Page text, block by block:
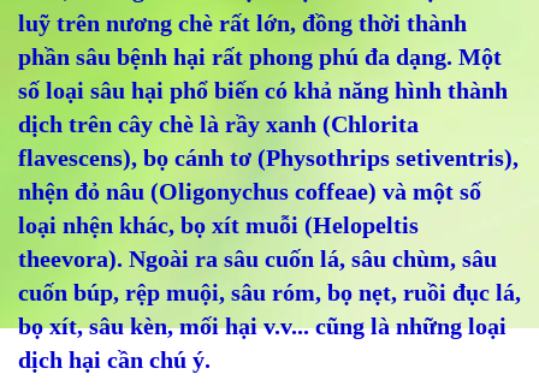
luỹ trên nương chè rất lớn, đồng thời thành
phần sâu bệnh hại rất phong phú đa dạng. Một
số loại sâu hại phổ biến có khả năng hình thành
dịch trên cây chè là rầy xanh (Chlorita
flavescens), bọ cánh tơ (Physothrips setiventris),
nhện đỏ nâu (Oligonychus coffeae) và một số
loại nhện khác, bọ xít muỗi (Helopeltis
theevora). Ngoài ra sâu cuốn lá, sâu chùm, sâu
cuốn búp, rệp muội, sâu róm, bọ nẹt, ruồi đục lá,
bọ xít, sâu kèn, mối hại v.v... cũng là những loại
dịch hại cần chú ý.